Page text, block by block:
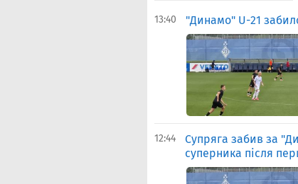
13:40 "Динамо" U-21
12:44
Супряга забив за
суперника після